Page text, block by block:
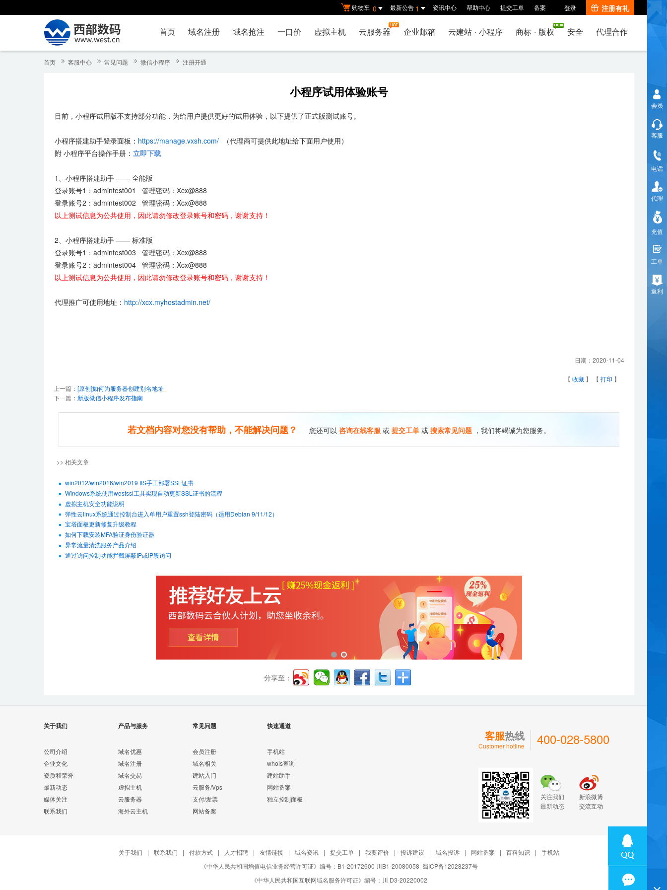
购物车 0 最新公告 1 资讯中心 帮助中心 提交工单 备案 登录 注册有礼
首页 域名注册 域名抢注 一口价 虚拟主机 云服务器 企业邮箱 云建站 · 小程序 商标 · 版权 安全 代理合作
首页 客服中心 常见问题 微信小程序 注册开通
小程序试用体验账号
目前，小程序试用版不支持部分功能，为给用户提供更好的试用体验，以下提供了正式版测试账号。
小程序搭建助手登录面板： https://manage.vxsh.com/ （代理商可提供此地址给下面用户使用）
附 小程序平台操作手册： 立即下载
1、小程序搭建助手 —— 全能版
登录账号1：admintest001 管理密码：Xcx@888
登录账号2：admintest002 管理密码：Xcx@888
以上测试信息为公共使用，因此请勿修改登录账号和密码，谢谢支持！
2、 小程序搭建助手 —— 标准版
登录账号1：admintest003 管理密码：Xcx@888
登录账号2：admintest004 管理密码：Xcx@888
以上测试信息为公共使用，因此请勿修改登录账号和密码，谢谢支持！
代理推广可使用地址： http://xcx.myhostadmin.net/
日期： 2020-11-04
【 收藏 】 【 打印 】
上一篇： [原创]如何为服务器创建别名地址
下一篇： 新版微信小程序发布指南
若文档内容对您没有帮助，不能解决问题？ 您还可以 咨询在线客服 或 提交工单 或 搜索常见问题 ，我们将竭诚为您服务。
>> 相关文章
win2012/win2016/win2019 IIS手工部署SSL证书
Windows系统使用westssl工具实现自动更新SSL证书的流程
虚拟主机安全功能说明
弹性云linux系统通过控制台进入单用户重置ssh登陆密码（适用Debian 9/11/12）
宝塔面板更新修复升级教程
如何下载安装MFA验证身份验证器
异常流量清洗服务产品介绍
通过访问控制功能拦截屏蔽IP或IP段访问
分享至：
关于我们
公司介绍
企业文化
资质和荣誉
最新动态
媒体关注
联系我们
产品与服务
域名优惠
域名注册
域名交易
虚拟主机
云服务器
海外云主机
常见问题
会员注册
域名相关
建站入门
云服务/Vps
支付/发票
网站备案
快速通道
手机站
whois查询
建站助手
网站备案
独立控制面板
客服热线
Customer hotline 400-028-5800
关注我们
最新动态
新浪微博
交流互动
关于我们 | 联系我们 | 付款方式 | 人才招聘 | 友情链接 | 域名资讯 | 提交工单 | 我要评价 | 投诉建议 | 域名投诉 | 网站备案 | 百科知识 |
手机站
《中华人民共和国增值电信业务经营许可证》编号：B1-20172600 川B1-20080058 蜀ICP备12028237号
《中华人民共和国互联网域名服务许可证》编号：川 D3-20220002
会员
客服
电话
代理
充值
工单
返利